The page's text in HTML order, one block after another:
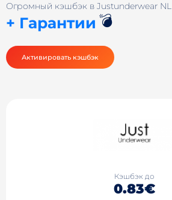
Огромный кэшбэк в Justunderwear NL
+ Гарантии 💣
Активировать кэшбэк
Кэшбэк до
0.83€